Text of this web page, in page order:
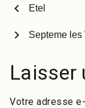
chevron_left Etel
Septeme les
chevron_right
Laisser
Votre adresse